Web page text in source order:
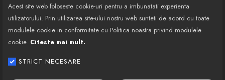
Acest site web foloseste cookie-uri pentru a imbunatati experienta
utilizatorului. Prin utilizarea site-ului nostru web sunteti de acord cu toate
modulele cookie in conformitate cu Politica noastra privind modulele
cookie. Citeste mai mult.
STRICT NECESARE
Call Center: 0377 100 941
Program de lucru: Luni-Vineri
08:00 - 18:00
Email: contact@bestautovest.ro